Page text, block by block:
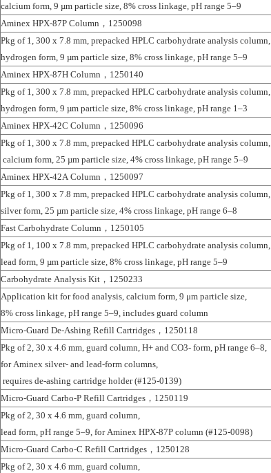
calcium form, 9 µm particle size, 8% cross linkage, pH range 5–9
Aminex HPX-87P Column，1250098
Pkg of 1, 300 x 7.8 mm, prepacked HPLC carbohydrate analysis column,
hydrogen form, 9 µm particle size, 8% cross linkage, pH range 5–9
Aminex HPX-87H Column，1250140
Pkg of 1, 300 x 7.8 mm, prepacked HPLC carbohydrate analysis column,
hydrogen form, 9 µm particle size, 8% cross linkage, pH range 1–3
Aminex HPX-42C Column，1250096
Pkg of 1, 300 x 7.8 mm, prepacked HPLC carbohydrate analysis column,
calcium form, 25 µm particle size, 4% cross linkage, pH range 5–9
Aminex HPX-42A Column，1250097
Pkg of 1, 300 x 7.8 mm, prepacked HPLC carbohydrate analysis column,
silver form, 25 µm particle size, 4% cross linkage, pH range 6–8
Fast Carbohydrate Column，1250105
Pkg of 1, 100 x 7.8 mm, prepacked HPLC carbohydrate analysis column,
lead form, 9 µm particle size, 8% cross linkage, pH range 5–9
Carbohydrate Analysis Kit，1250233
Application kit for food analysis, calcium form, 9 μm particle size,
8% cross linkage, pH range 5–9, includes guard column
Micro-Guard De-Ashing Refill Cartridges，1250118
Pkg of 2, 30 x 4.6 mm, guard column, H+ and CO3- form, pH range 6–8,
for Aminex silver- and lead-form columns,
requires de-ashing cartridge holder (#125-0139)
Micro-Guard Carbo-P Refill Cartridges，1250119
Pkg of 2, 30 x 4.6 mm, guard column,
lead form, pH range 5–9, for Aminex HPX-87P column (#125-0098)
Micro-Guard Carbo-C Refill Cartridges，1250128
Pkg of 2, 30 x 4.6 mm, guard column,